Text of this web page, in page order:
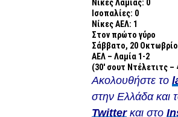
Νίκες Λαμίας: 0
Ισοπαλίες: 0
Νίκες ΑΕΛ: 1
Στον πρώτο γύρο
Σάββατο, 20
ΑΕΛ – Λαμία 1-2
(30′ σουτ Ντέλετιτς –
Ακολουθήστε το
στην Ελλάδα και
Twitterκαι στο